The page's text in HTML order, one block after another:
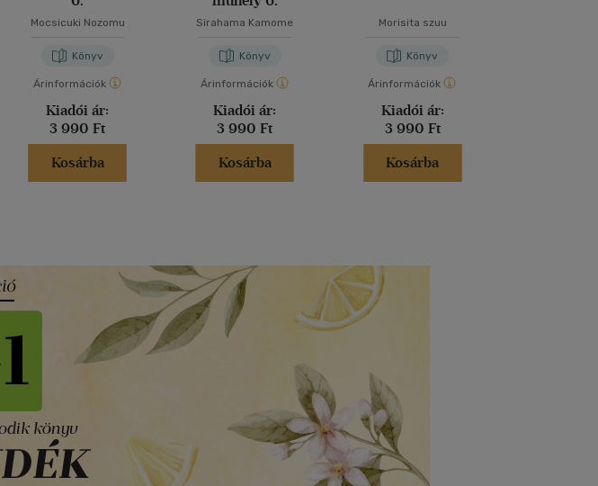
Mocsicuki Nozomu
Könyv
Árinformációk
Kiadói ár:
3 990 Ft
Kosárba
Sirahama Kamome
Könyv
Árinformációk
Kiadói ár:
3 990 Ft
Kosárba
Morisita szuu
Könyv
Árinformációk
Kiadói ár:
3 990 Ft
Kosárba